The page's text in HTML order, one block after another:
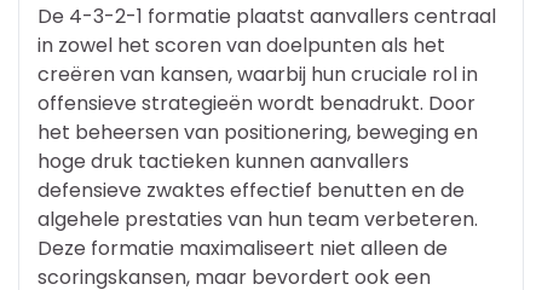
De 4-3-2-1 formatie plaatst aanvallers centraal
in zowel het scoren van doelpunten als het
creëren van kansen, waarbij hun cruciale rol in
offensieve strategieën wordt benadrukt. Door
het beheersen van positionering, beweging en
hoge druk tactieken kunnen aanvallers
defensieve zwaktes effectief benutten en de
algehele prestaties van hun team verbeteren.
Deze formatie maximaliseert niet alleen de
scoringskansen, maar bevordert ook een